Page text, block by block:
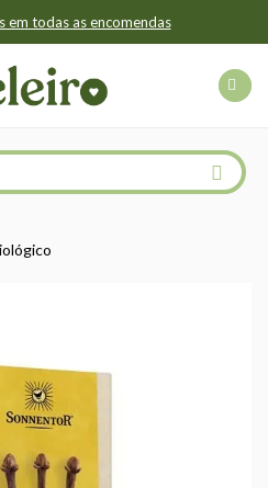
em todas as encomendas